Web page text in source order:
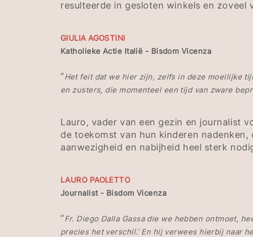
resulteerde in gesloten winkels en
GIULIA AGOSTINI
Katholieke Actie Italië - Bisdom Vicenza
“Het feit dat we hier zijn, zelfs in deze moeilijke
en zusters, die momenteel een tijd van zware
Lauro, vader van een gezin en journalist
de toekomst van hun kinderen
aanwezigheid en nabijheid heel sterk
LAURO PAOLETTO
Journalist - Bisdom Vicenza
“Fr. Diego Dalla Gassa die we hebben ontmoet,
precies het verschil.’ En hij verwees hierbij naar